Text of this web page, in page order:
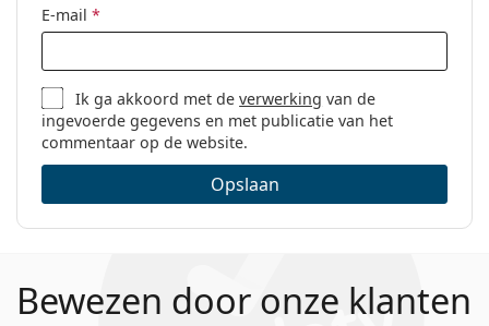
E-mail *
Ik ga akkoord met deverwerking van de
ingevoerde gegevens en met publicatie van het
commentaar op de website.
Opslaan
Bewezen door onze klanten